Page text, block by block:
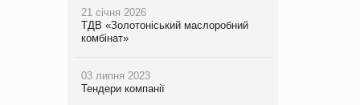
21 січня 2026
ТДВ «Золотоніський маслоробний
комбінат»
03 липня 2023
Тендери компанії